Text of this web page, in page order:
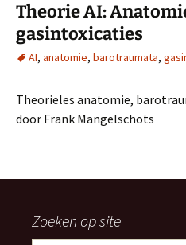
Theorie AI:
gasintoxicaties
AI, anatomie, barotraumata,
Theorieles anatomie,
door Frank Mangelschots
Zoeken op site